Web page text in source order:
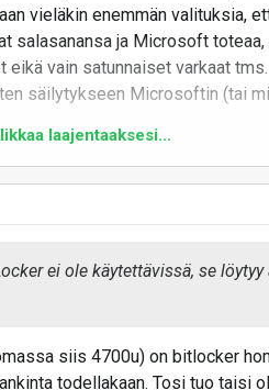
vieläkin enemmän valituksia,
salasanansa ja Microsoft
eikä vain satunnaiset varkaat
säilytykseen Microsoftin (tai
laajentaaksesi...
ei ole käytettävissä, se löytyy
siis 4700u) on bitlocker
todellakaan. Tosi tuo taisi